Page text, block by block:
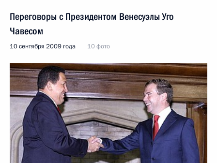
Переговоры с Президентом Венесуэлы Уго
Чавесом
10 сентября 2009 года 10 фото